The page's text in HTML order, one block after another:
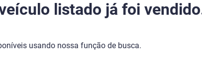
listado já foi
usando nossa função de busca.